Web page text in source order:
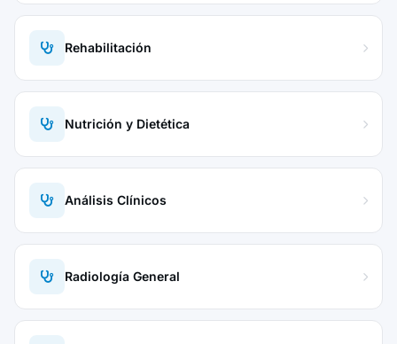
Rehabilitación
Nutrición y Dietética
Análisis Clínicos
Radiología General